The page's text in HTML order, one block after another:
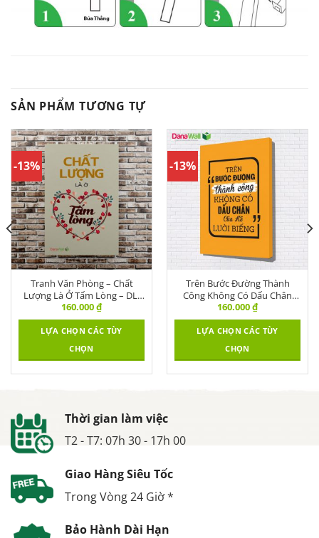
SẢN PHẨM TƯƠNG TỰ
-13%
Tranh Văn Phòng – Chất
Lượng Là Ở Tấm Lòng – DL-
005
160.000₫
LỰA CHỌN CÁC TÙY
CHỌN
-13%
Trên Bước Đường Thành
Công Không Có Dấu Chân
Của Kẻ Lười Biếng | VPBR-135
160.000₫
LỰA CHỌN CÁC TÙY
CHỌN
Thời gian làm việc
T2 - T7: 07h 30 - 17h 00
Giao Hàng Siêu Tốc
Trong Vòng 24 Giờ *
Bảo Hành Dài Hạn